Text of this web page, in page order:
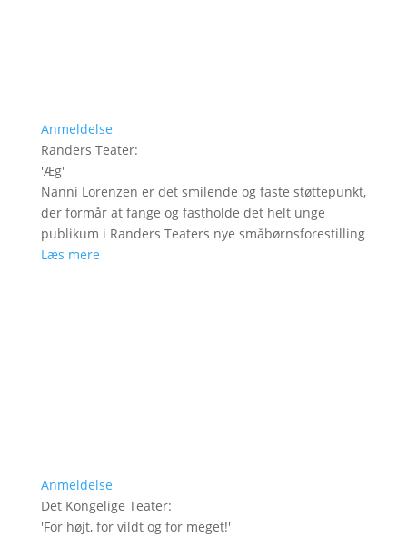
Anmeldelse
Randers Teater:
'Æg'
Nanni Lorenzen er det smilende og faste støttepunkt,
der formår at fange og fastholde det helt unge
publikum i Randers Teaters nye småbørnsforestilling
Læs mere
Anmeldelse
Det Kongelige Teater:
'For højt, for vildt og for meget!'